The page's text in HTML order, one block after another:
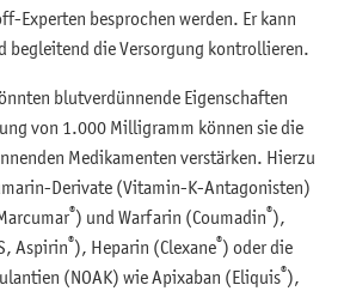
Experten besprochen werden. Er kann
begleitend die Versorgung kontrollieren.
blutverdünnende Eigenschaften
von 1.000 Milligramm können sie die
Medikamenten verstärken. Hierzu
Derivate (Vitamin-K-Antagonisten)
®) und Warfarin (Coumadin®),
Aspirin®), Heparin (Clexane®) oder die
(NOAK) wie Apixaban (Eliquis®),